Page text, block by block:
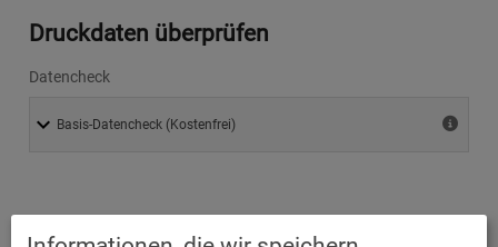
Druckdaten überprüfen
Datencheck